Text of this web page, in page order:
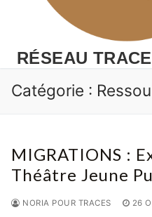
RÉSEAU
Catégorie :
MIGRATIONS :
Théâtre Jeune
NORIA POUR TRACES 26